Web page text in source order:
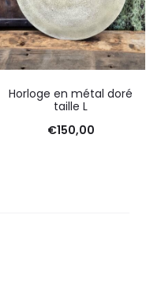
Horloge en métal doré
taille L
€150,00